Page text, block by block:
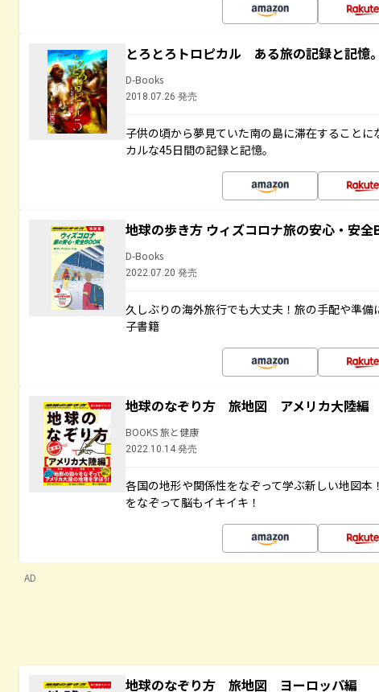
とろとろトロピカル ある旅の記録と記
D-Books
2018.07.26 発売
子供の頃から夢見ていた南の島に滞在すること
カルな45日間の記録と記憶。
地球の歩き方 ウィズコロナ旅の安心・安全
D-Books
2022.07.20 発売
久しぶりの海外旅行でも大丈夫！旅の手配や準
子書籍
地球のなぞり方 旅地図 アメリカ大陸編
BOOKS 旅と健康
2022.10.14 発売
各国の地形や関係性をなぞって学ぶ新しい地図
をなぞって脳もイキイキ！
AD
地球のなぞり方 旅地図 ヨーロッパ編